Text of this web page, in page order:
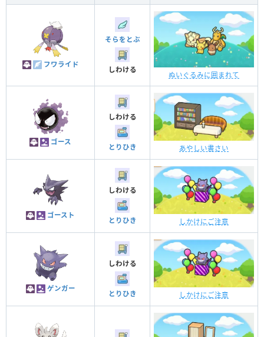
フワライド
そらをとぶ
しわける
ぬいぐるみに囲まれて
ゴース
しわける
とりひき あやしい書さい
ゴースト
しわける
とりひき しかけにご注意
ゲンガー
しわける
とりひき しかけにご注意